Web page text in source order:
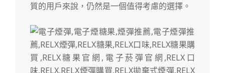
質的用戶來說，仍然是一個值得考慮的選擇。